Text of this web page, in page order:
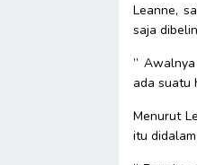
Leanne,
saja
”
ada suatu
Menurut
itu